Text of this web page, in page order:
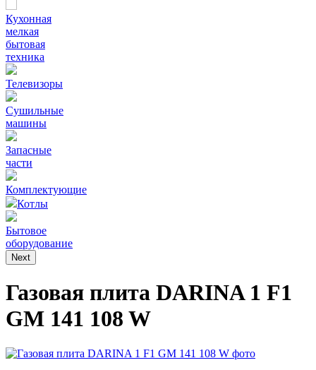
Кухонная
мелкая
бытовая
техника
Телевизоры
Сушильные
машины
Запасные
части
Комплектующие
Котлы
Бытовое
оборудование
Next
Газовая плита DARINA 1 F1
GM 141 108 W